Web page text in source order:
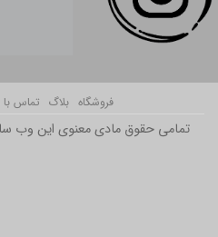
فروشگاه بلاگ تماس با ما
تمامی حقوق مادی معنوی این وب